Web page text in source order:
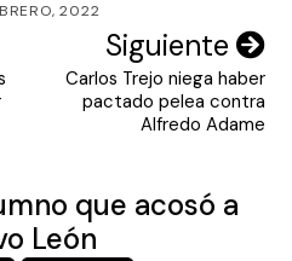
2022
Siguiente
Carlos Trejo niega haber
pactado pelea contra
Alfredo Adame
que acosó a
León